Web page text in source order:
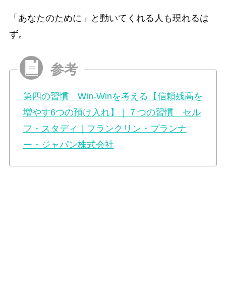
「あなたのために」と動いてくれる人も現れるは
ず。
第四の習慣 Win-Winを考える【信頼残高を
増やす6つの預け入れ】｜７つの習慣 セル
フ・スタディ｜フランクリン・プランナ
ー・ジャパン株式会社